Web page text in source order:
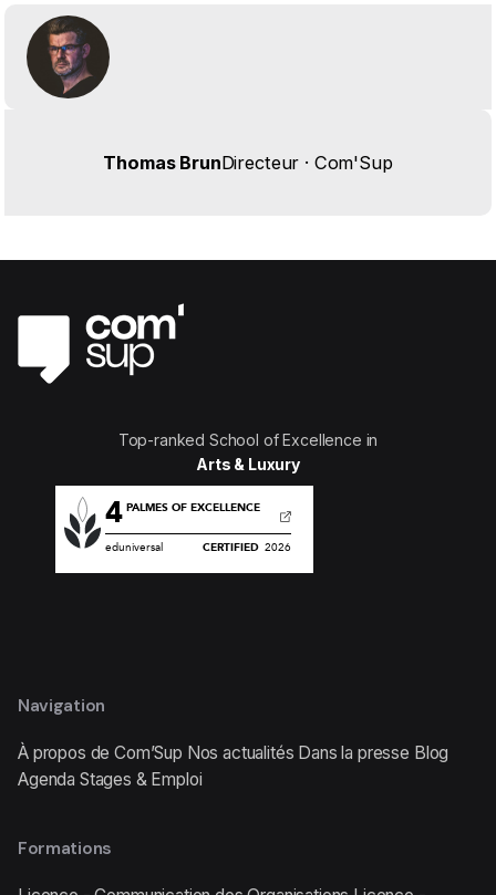
Thomas BrunDirecteur · Com'Sup
Top-ranked School of Excellence in
Arts & Luxury
Navigation
À propos de Com’Sup Nos actualités Dans la presse Blog
Agenda Stages & Emploi
Formations